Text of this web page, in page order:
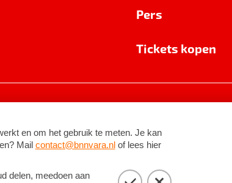
Pers
Tickets kopen